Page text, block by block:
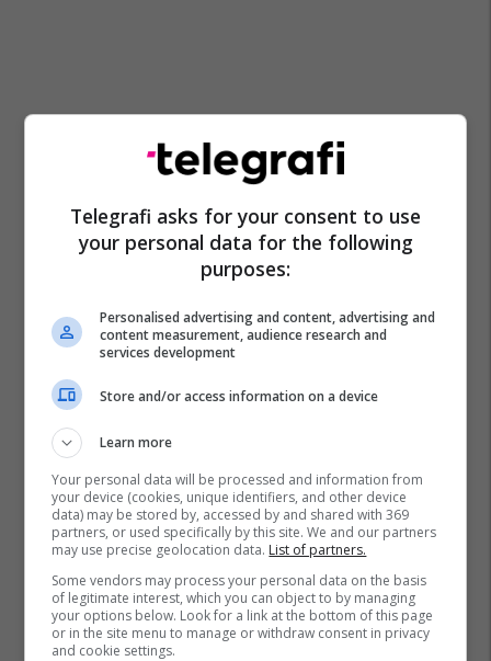
Telegrafi asks for your consent to use
your personal data for the following
purposes:
Personalised advertising and content, advertising and
content measurement, audience research and
services development
Store and/or access information on a device
Learn more
Your personal data will be processed and information from
your device (cookies, unique identifiers, and other device
data) may be stored by, accessed by and shared with 369
partners, or used specifically by this site. We and our partners
may use precise geolocation data. List of partners.
Some vendors may process your personal data on the basis
of legitimate interest, which you can object to by managing
your options below. Look for a link at the bottom of this page
or in the site menu to manage or withdraw consent in privacy
and cookie settings.